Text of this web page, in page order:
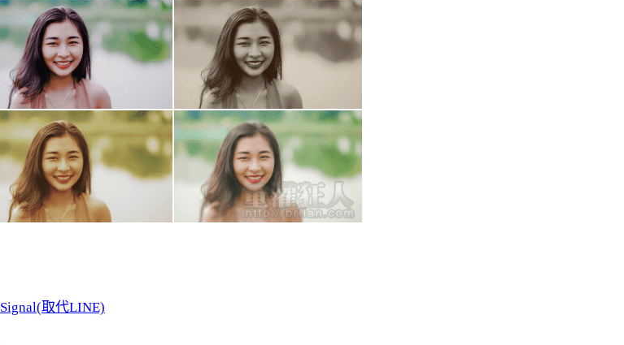
Signal(取代LINE)